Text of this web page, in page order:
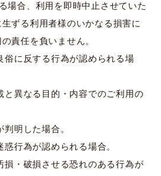
場合、利用を即時中止させていた
ずる利用者様のいかなる損害に
責任を負いません。
に反する行為が認められる場
異なる目的・内容でのご利用の
明した場合。
行為が認められる場合。
・破損させる恐れのある行為が